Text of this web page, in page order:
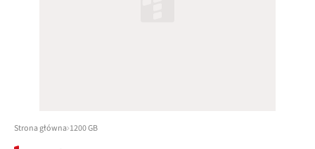
Strona główna 1200 GB